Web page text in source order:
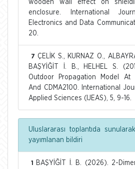
wooden wall effect on
enclosure. International
Electronics and Data
20.
7 ÇELİK S., KURNAZ O.,
BAŞYİĞİT İ. B., HELHEL S.
Outdoor Propagation Model At
And CDMA2100. International
Applied Sciences (IJEAS), 5, 9-16.
Uluslararası toplantıda
yayımlanan bildiri
1
BAŞYİĞİT İ. B. (2026). 2-